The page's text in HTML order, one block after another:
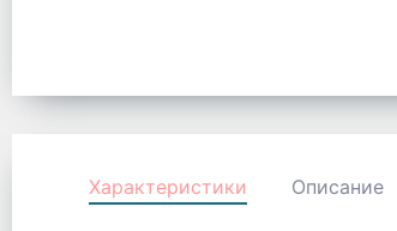
Характеристики Описание